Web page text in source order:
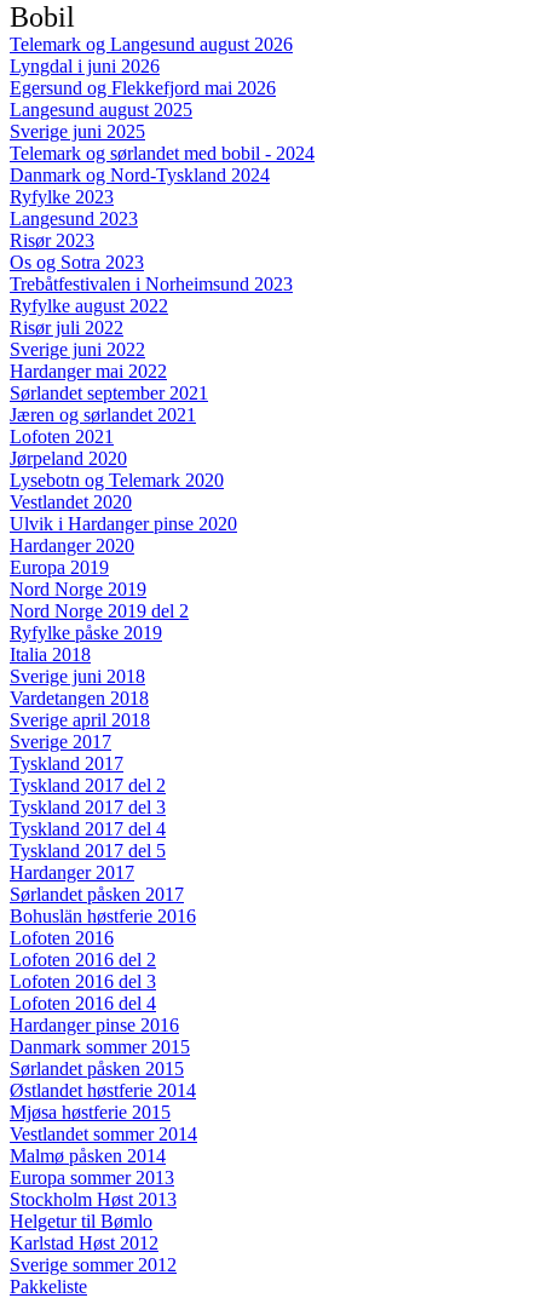
Bobil
Telemark og Langesund august 2026
Lyngdal i juni 2026
Egersund og Flekkefjord mai 2026
Langesund august 2025
Sverige juni 2025
Telemark og sørlandet med bobil - 2024
Danmark og Nord-Tyskland 2024
Ryfylke 2023
Langesund 2023
Risør 2023
Os og Sotra 2023
Trebåtfestivalen i Norheimsund 2023
Ryfylke august 2022
Risør juli 2022
Sverige juni 2022
Hardanger mai 2022
Sørlandet september 2021
Jæren og sørlandet 2021
Lofoten 2021
Jørpeland 2020
Lysebotn og Telemark 2020
Vestlandet 2020
Ulvik i Hardanger pinse 2020
Hardanger 2020
Europa 2019
Nord Norge 2019
Nord Norge 2019 del 2
Ryfylke påske 2019
Italia 2018
Sverige juni 2018
Vardetangen 2018
Sverige april 2018
Sverige 2017
Tyskland 2017
Tyskland 2017 del 2
Tyskland 2017 del 3
Tyskland 2017 del 4
Tyskland 2017 del 5
Hardanger 2017
Sørlandet påsken 2017
Bohuslän høstferie 2016
Lofoten 2016
Lofoten 2016 del 2
Lofoten 2016 del 3
Lofoten 2016 del 4
Hardanger pinse 2016
Danmark sommer 2015
Sørlandet påsken 2015
Østlandet høstferie 2014
Mjøsa høstferie 2015
Vestlandet sommer 2014
Malmø påsken 2014
Europa sommer 2013
Stockholm Høst 2013
Helgetur til Bømlo
Karlstad Høst 2012
Sverige sommer 2012
Pakkeliste